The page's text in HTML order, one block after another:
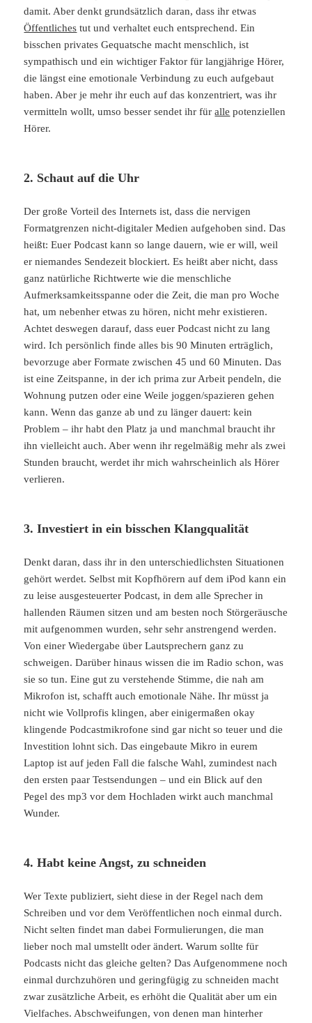
damit. Aber denkt grundsätzlich daran, dass ihr etwas
Öffentliches tut und verhaltet euch entsprechend. Ein
bisschen privates Gequatsche macht menschlich, ist
sympathisch und ein wichtiger Faktor für langjährige Hörer,
die längst eine emotionale Verbindung zu euch aufgebaut
haben. Aber je mehr ihr euch auf das konzentriert, was ihr
vermitteln wollt, umso besser sendet ihr füralle potenziellen
Hörer.
2. Schaut auf die Uhr
Der große Vorteil des Internets ist, dass die nervigen
Formatgrenzen nicht-digitaler Medien aufgehoben sind. Das
heißt: Euer Podcast kann so lange dauern, wie er will, weil
er niemandes Sendezeit blockiert. Es heißt aber nicht, dass
ganz natürliche Richtwerte wie die menschliche
Aufmerksamkeitsspanne oder die Zeit, die man pro Woche
hat, um nebenher etwas zu hören, nicht mehr existieren.
Achtet deswegen darauf, dass euer Podcast nicht zu lang
wird. Ich persönlich finde alles bis 90 Minuten erträglich,
bevorzuge aber Formate zwischen 45 und 60 Minuten. Das
ist eine Zeitspanne, in der ich prima zur Arbeit pendeln, die
Wohnung putzen oder eine Weile joggen/spazieren gehen
kann. Wenn das ganze ab und zu länger dauert: kein
Problem – ihr habt den Platz ja und manchmal braucht ihr
ihn vielleicht auch. Aber wenn ihr regelmäßig mehr als zwei
Stunden braucht, werdet ihr mich wahrscheinlich als Hörer
verlieren.
3. Investiert in ein bisschen Klangqualität
Denkt daran, dass ihr in den unterschiedlichsten Situationen
gehört werdet. Selbst mit Kopfhörern auf dem iPod kann ein
zu leise ausgesteuerter Podcast, in dem alle Sprecher in
hallenden Räumen sitzen und am besten noch Störgeräusche
mit aufgenommen wurden, sehr sehr anstrengend werden.
Von einer Wiedergabe über Lautsprechern ganz zu
schweigen. Darüber hinaus wissen die im Radio schon, was
sie so tun. Eine gut zu verstehende Stimme, die nah am
Mikrofon ist, schafft auch emotionale Nähe. Ihr müsst ja
nicht wie Vollprofis klingen, aber einigermaßen okay
klingende Podcastmikrofone sind gar nicht so teuer und die
Investition lohnt sich. Das eingebaute Mikro in eurem
Laptop ist auf jeden Fall die falsche Wahl, zumindest nach
den ersten paar Testsendungen – und ein Blick auf den
Pegel des mp3 vor dem Hochladen wirkt auch manchmal
Wunder.
4. Habt keine Angst, zu schneiden
Wer Texte publiziert, sieht diese in der Regel nach dem
Schreiben und vor dem Veröffentlichen noch einmal durch.
Nicht selten findet man dabei Formulierungen, die man
lieber noch mal umstellt oder ändert. Warum sollte für
Podcasts nicht das gleiche gelten? Das Aufgenommene noch
einmal durchzuhören und geringfügig zu schneiden macht
zwar zusätzliche Arbeit, es erhöht die Qualität aber um ein
Vielfaches. Abschweifungen, von denen man hinterher